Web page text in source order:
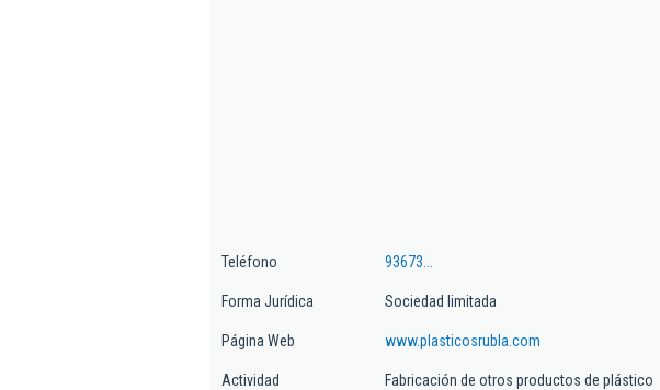
Teléfono 93673...
Forma Jurídica Sociedad limitada
Página Web www.plasticosrubla.com
Actividad Fabricación de otros productos de plástico